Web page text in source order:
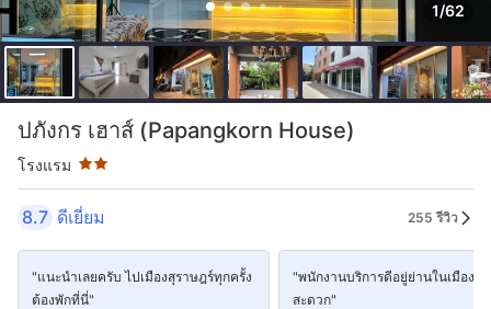
1/62
ปภังกร เฮาส์ (Papangkorn House)
โรงแรม
ระดับดาว: 2 ดาว
8.7 ดีเยี่ยม 255 รีวิว
"แนะนำเลยครับ ไปเมืองสุราษฎร์ทุกครั้ง
ต้องพักที่นี่"
"พนักงานบริการดีอยู่ย่านในเมือง
สะดวก"